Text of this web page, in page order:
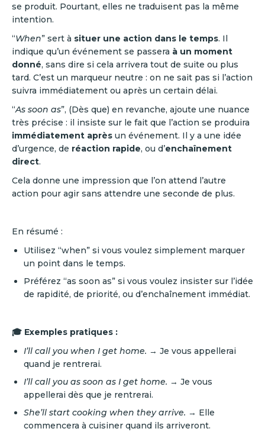
se produit. Pourtant, elles ne traduisent pas la même
intention.
“When” sert à situer une action dans le temps. Il
indique qu’un événement se passera à un moment
donné, sans dire si cela arrivera tout de suite ou plus
tard. C’est un marqueur neutre : on ne sait pas si l’action
suivra immédiatement ou après un certain délai.
“As soon as”, (Dès que) en revanche, ajoute une nuance
très précise : il insiste sur le fait que l’action se produira
immédiatement après un événement. Il y a une idée
d’urgence, de réaction rapide, ou d’enchaînement
direct.
Cela donne une impression que l’on attend l’autre
action pour agir sans attendre une seconde de plus.
En résumé :
Utilisez “when” si vous voulez simplement marquer
un point dans le temps.
Préférez “as soon as” si vous voulez insister sur l’idée
de rapidité, de priorité, ou d’enchaînement immédiat.
🎓 Exemples pratiques :
I’ll call you when I get home. → Je vous appellerai
quand je rentrerai.
I’ll call you as soon as I get home. → Je vous
appellerai dès que je rentrerai.
She’ll start cooking when they arrive. → Elle
commencera à cuisiner quand ils arriveront.